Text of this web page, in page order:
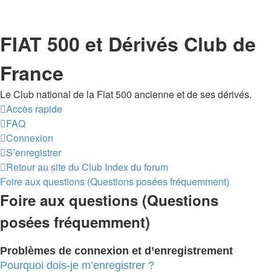
FIAT 500 et Dérivés Club de
France
Le Club national de la Fiat 500 ancienne et de ses dérivés.
Accès rapide
FAQ
Connexion
S’enregistrer
Retour au site du Club Index du forum
Foire aux questions (Questions posées fréquemment)
Foire aux questions (Questions
posées fréquemment)
Problèmes de connexion et d’enregistrement
Pourquoi dois-je m’enregistrer ?